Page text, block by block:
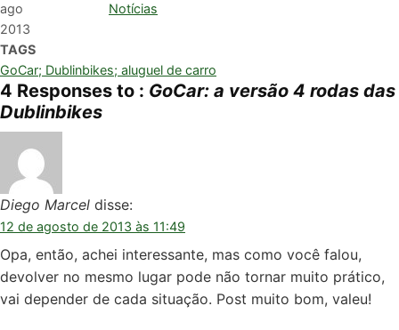
ago
2013
Notícias
TAGS
GoCar; Dublinbikes; aluguel de carro
4 Responses to : GoCar: a versão 4 rodas das
Dublinbikes
Diego Marcel disse:
12 de agosto de 2013 às 11:49
Opa, então, achei interessante, mas como você falou,
devolver no mesmo lugar pode não tornar muito prático,
vai depender de cada situação. Post muito bom, valeu!